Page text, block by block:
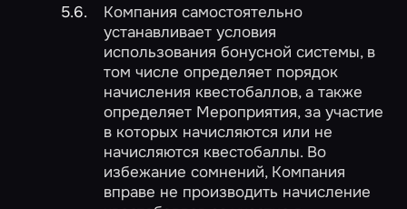
Компания самостоятельно
устанавливает условия
использования бонусной системы, в
том числе определяет порядок
начисления квестобаллов, а также
определяет Мероприятия, за участие
в которых начисляются или не
начисляются квестобаллы. Во
избежание сомнений, Компания
вправе не производить начисление